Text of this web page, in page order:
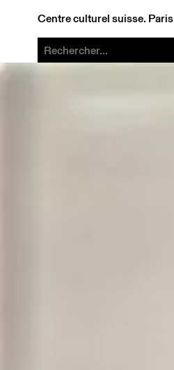
Centre culturel suisse. Paris